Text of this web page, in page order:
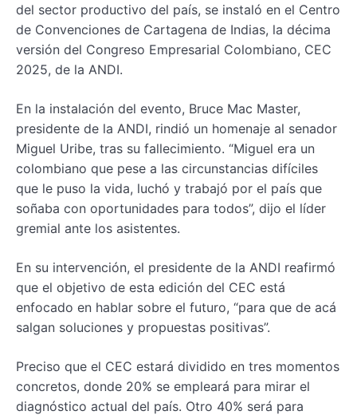
del sector productivo del país, se instaló en el Centro
de Convenciones de Cartagena de Indias, la décima
versión del Congreso Empresarial Colombiano, CEC
2025, de la ANDI.
En la instalación del evento, Bruce Mac Master,
presidente de la ANDI, rindió un homenaje al senador
Miguel Uribe, tras su fallecimiento. “Miguel era un
colombiano que pese a las circunstancias difíciles
que le puso la vida, luchó y trabajó por el país que
soñaba con oportunidades para todos”, dijo el líder
gremial ante los asistentes.
En su intervención, el presidente de la ANDI reafirmó
que el objetivo de esta edición del CEC está
enfocado en hablar sobre el futuro, “para que de acá
salgan soluciones y propuestas positivas”.
Preciso que el CEC estará dividido en tres momentos
concretos, donde 20% se empleará para mirar el
diagnóstico actual del país. Otro 40% será para